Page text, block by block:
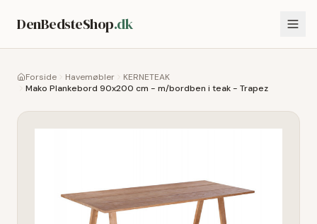
DenBedsteShop.dk
Forside Havemøbler
KERNETEAK
Mako Plankebord 90x200 cm - m/bordben i teak - Trapez